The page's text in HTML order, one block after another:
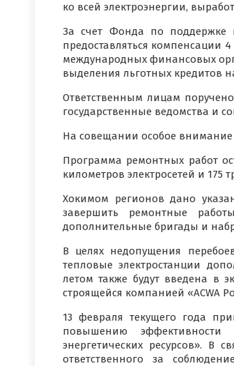
ко всей электроэнергии,
За счет Фонда по поддержке
предоставляться компенсации
международных финансовых
выделения льготных кредитов
Ответственным лицам
государственные ведомства и
На совещании особое внимание
Программа ремонтных работ
километров электросетей и 175
Хокимом регионов дано
завершить ремонтные
дополнительные бригады и
В целях недопущения
тепловые электростанции
летом также будут введена в
строящейся компанией «ACWA
13 февраля текущего года
повышению эффективности
энергетических ресурсов». В
ответственного за